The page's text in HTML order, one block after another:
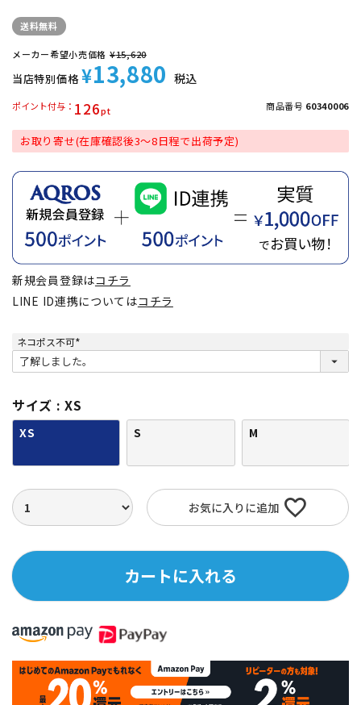
送料無料
メーカー希望小売価格 ¥15,620
当店特別価格 ¥13,880 税込
126
ポイント付与 商品番号 60340006
お取り寄せ(在庫確認後3～8日程で出荷予定)
新規会員登録はコチラ
LINE ID連携についてはコチラ
ネコポス不可
(
必
須
サイズ XS
XS S M
お気に入りに追加
カートに入れる